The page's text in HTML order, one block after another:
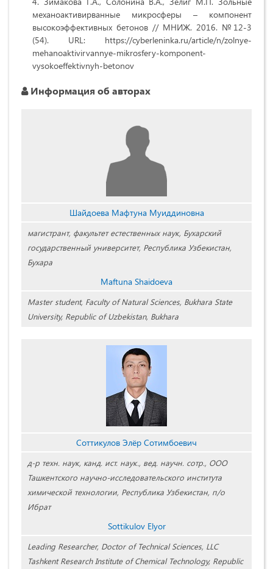
механоактивирванные микросферы – компонент
высокоэффективных бетонов // МНИЖ. 2016. №12-3
(54). URL: https://cyberleninka.ru/article/n/zolnye-
mehanoaktivirvannye-mikrosfery-komponent-
vysokoeffektivnyh-betonov
Информация об авторах
Шайдоева Мафтуна Муиддиновна
магистрант, факультет естественных наук, Бухарский
государственный университет, Республика Узбекистан,
Бухара
Maftuna Shaidoeva
Master student, Faculty of Natural Sciences, Bukhara State
University, Republic of Uzbekistan, Bukhara
Соттикулов Элёр Сотимбоевич
д-р техн. наук, канд. ист. наук., вед. научн. сотр., ООО
Ташкентского научно-исследовательского института
химической технологии, Республика Узбекистан, п/о
Ибрат
Sottikulov Elyor
Leading Researcher, Doctor of Technical Sciences, LLC
Tashkent Research Institute of Chemical Technology, Republic